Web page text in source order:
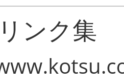
ンク集